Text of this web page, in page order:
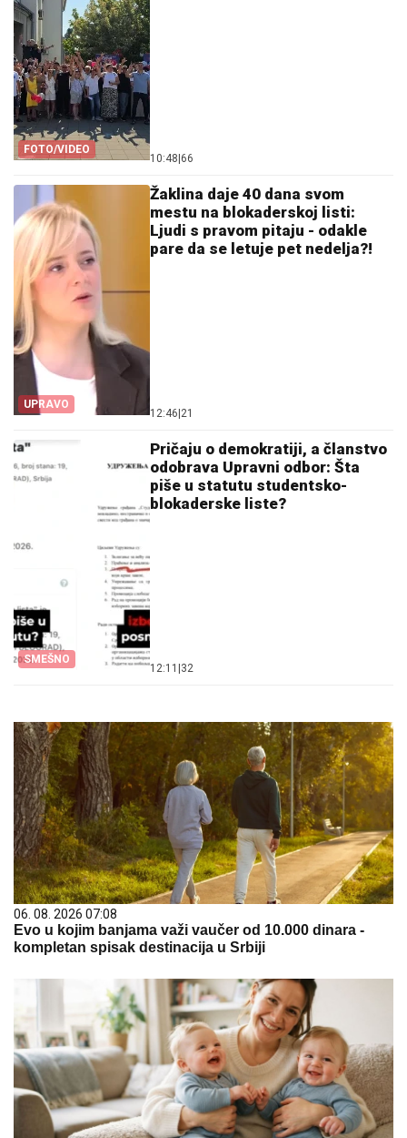
FOTO/VIDEO
10:48 66
UPRAVO
Žaklina daje 40 dana svom
mestu na blokaderskoj listi:
Ljudi s pravom pitaju - odakle
pare da se letuje pet nedelja?!
12:46 21
SMEŠNO
Pričaju o demokratiji, a članstvo
odobrava Upravni odbor: Šta
piše u statutu studentsko-
blokaderske liste?
12:11 32
06. 08. 2026 07:08
Evo u kojim banjama važi vaučer od 10.000 dinara -
kompletan spisak destinacija u Srbiji